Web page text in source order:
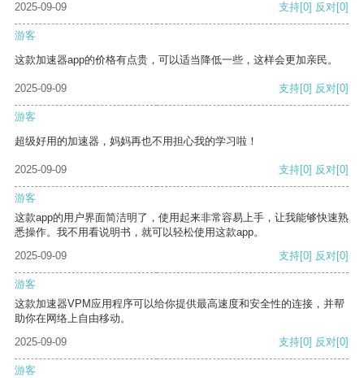
2025-09-09
支持[0] 反对[0]
游客
这款加速器app的价格有点贵，可以适当降低一些，这样会更加亲民。
2025-09-09 支持[0] 反对[0]
游客
超级好用的加速器，妈妈再也不用担心我的学习啦！
2025-09-09 支持[0] 反对[0]
游客
这款app的用户界面简洁明了，使用起来非常容易上手，让我能够快速熟
悉操作。我不用看说明书，就可以轻松使用这款app。
2025-09-09
支持[0] 反对[0]
游客
这款加速器VPM应用程序可以给你提供最高速度和安全性的连接，并帮
助你在网络上自由移动。
2025-09-09
支持[0] 反对[0]
游客